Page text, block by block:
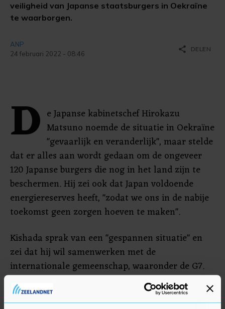
veiligheid van Japanse staatsburgers in Oekraïne
te waarborgen.
ANP
24 februari 2022 - 08:46
share DELEN
D e Japanse kabinetschef Hirokazu
Matsuno noemde de situatie in Oekraïne
"gevaarlijk en veranderlijk", maar stelde
dat er alles aan wordt gedaan om de ongeveer
120 Japanse burgers die nog in het land zijn te
beschermen. Hij zei ook dat Japan voldoende
energiereserves heeft, "zodat we ons in de nabije
toekomst geen zorgen hoeven te maken".
Kishada sprak van een "gespannen situatie" en
zei dat hij wil samenwerken met de
internationale gemeenschap, waaronder de G7.